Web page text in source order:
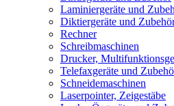
Laminiergeräte und
Diktiergeräte und
Rechner
Schreibmaschinen
Drucker,
Telefaxgeräte und
Schneidemaschinen
Laserpointer, Zeigestäbe